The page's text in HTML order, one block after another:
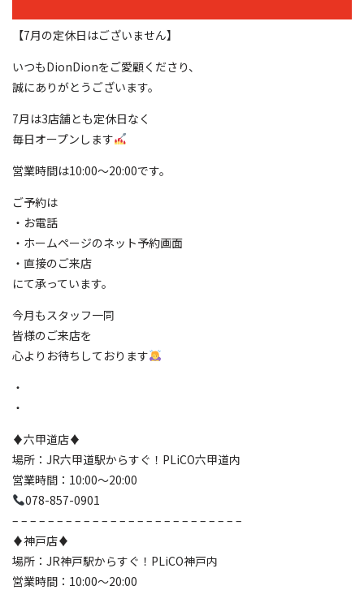
【7月の定休日はございません】
いつもDionDionをご愛顧くださり、
誠にありがとうございます。
7月は3店舗とも定休日なく
毎日オープンします
営業時間は10:00～20:00です。
ご予約は
・お電話
・ホームページのネット予約画面
・直接のご来店
にて承っています。
今月もスタッフ一同
皆様のご来店を
心よりお待ちしております
・
・
♦️六甲道店♦️
場所：JR六甲道駅からすぐ！PLiCO六甲道内
営業時間：10:00〜20:00
078-857-0901
– – – – – – – – – – – – – – – – – – – – – – – – – –
♦️神戸店♦️
場所：JR神戸駅からすぐ！PLiCO神戸内
営業時間：10:00〜20:00